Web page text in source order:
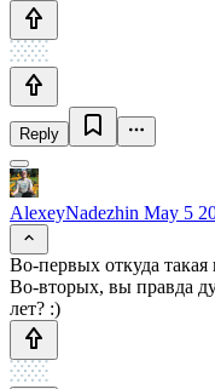
Reply
AlexeyNadezhin May 5
Во-первых откуда
Во-вторых, вы правда
лет? :)